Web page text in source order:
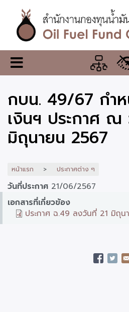
เนื้อหา
หลักสำนักงาน
กองทุน
น้ำมัน
เชื้อ
เพลิง
เมนู
เป
แส
ผล
กบน. 49/67 กำ
เงินฯ ประกาศ ณ
มิถุนายน 2567
หน้าแรก ประกาศต่าง ๆ
วันที่ประกาศ 21/06/2567
เอกสารที่เกี่ยวข้อง
ประกาศ ฉ.49 ลงวันที่ 21 มิถุ